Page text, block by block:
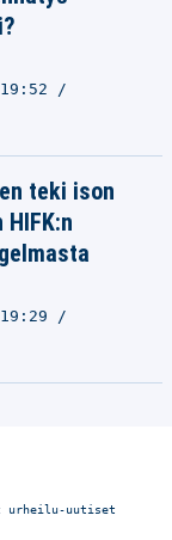
teki ison
urheilu-uutiset